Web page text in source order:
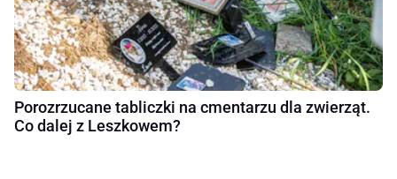
Porozrzucane tabliczki na cmentarzu dla zwierząt.
Co dalej z Leszkowem?